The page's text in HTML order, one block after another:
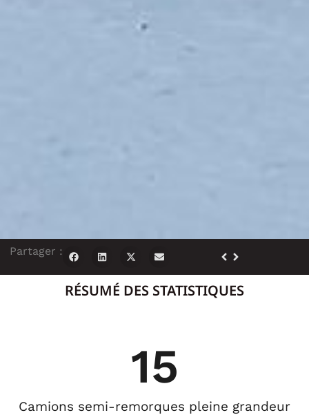
Partager :
RÉSUMÉ DES STATISTIQUES
Camions semi-remorques pleine grandeur
15